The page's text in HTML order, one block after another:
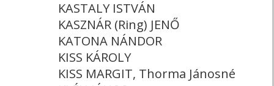
KASTALY ISTVÁN
KASZNÁR (Ring) JENŐ
KATONA NÁNDOR
KISS KÁROLY
KISS MARGIT, Thorma Jánosné